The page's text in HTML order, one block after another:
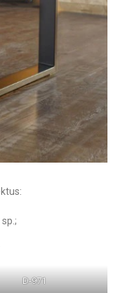
D-971